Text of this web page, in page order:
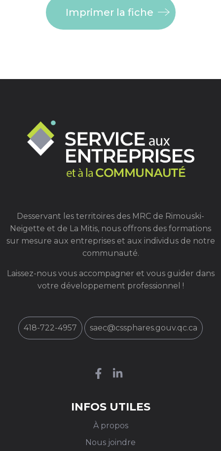
Imprimer la fiche
Desservant les territoires des MRC de Rimouski-
Neigette et de La Mitis, nous offrons des formations
sur mesure aux entreprises et aux individus de notre
communauté.
Laissez-nous vous accompagner et vous guider dans
votre développement professionnel !
418-722-4957 saec@cssphares.gouv.qc.ca
INFOS UTILES
À propos
Nous joindre